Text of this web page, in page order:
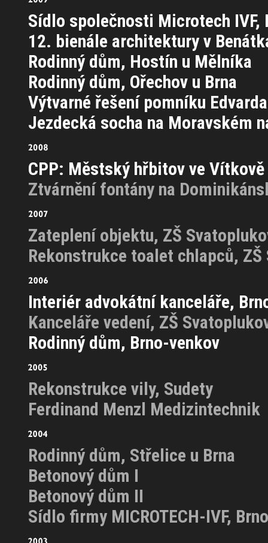
Sídlo společnosti Microtech IVF,
12. bienále architektury v
Rodinný dům, Hostín u Mělníka
Rodinný dům, Ořechov u Brna
Výtvarné řešení pomníku
Jezdecká socha na Moravském
CPP: Městský hřbitov ve Vítkově
Ztvárnění fontány na
Zateplení objektu, ZŠ
Rekonstrukce toalet chlapců, ZŠ
Interiér advokátní kanceláře,
Kanceláře vedení, ZŠ
Rodinný dům, Brno-venkov
Rekonstrukce vily, Sudety
Ferdinand Menzl Medizintechnik
Rodinný dům, Střelice u Brna
Betonový dům I
Betonový dům II
Sídlo firmy MICROTECH-IVF, Brno